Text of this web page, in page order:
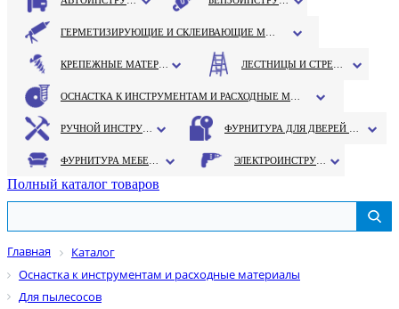
Полный каталог товаров
Главная
Каталог
Оснастка к инструментам и расходные материалы
Для пылесосов